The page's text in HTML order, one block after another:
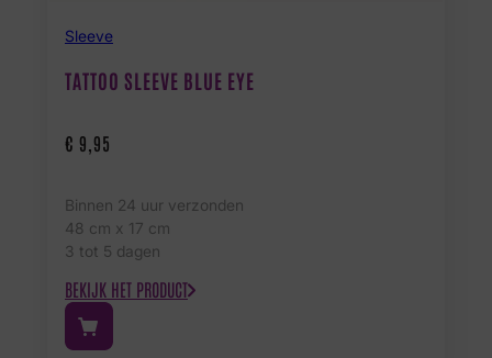
Sleeve
TATTOO SLEEVE BLUE EYE
€ 9,95
Binnen 24 uur verzonden
48 cm x 17 cm
3 tot 5 dagen
BEKIJK HET PRODUCT